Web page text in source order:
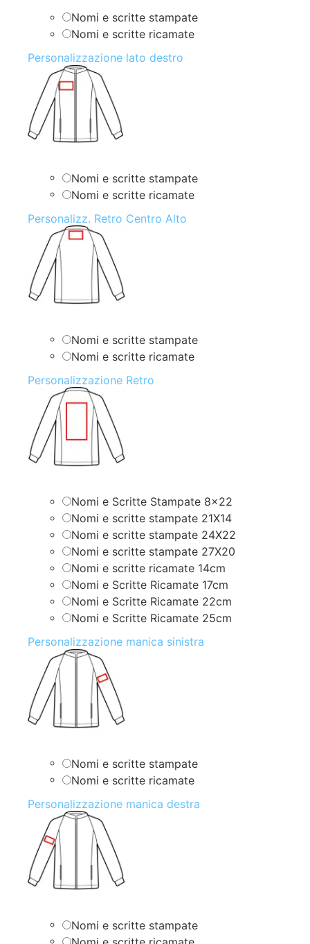
Nomi e scritte stampate
Nomi e scritte ricamate
Personalizzazione lato destro
Nomi e scritte stampate
Nomi e scritte ricamate
Personalizz. Retro Centro Alto
Nomi e scritte stampate
Nomi e scritte ricamate
Personalizzazione Retro
Nomi e Scritte Stampate 8×22
Nomi e scritte stampate 21X14
Nomi e scritte stampate 24X22
Nomi e scritte stampate 27X20
Nomi e scritte ricamate 14cm
Nomi e Scritte Ricamate 17cm
Nomi e Scritte Ricamate 22cm
Nomi e Scritte Ricamate 25cm
Personalizzazione manica sinistra
Nomi e scritte stampate
Nomi e scritte ricamate
Personalizzazione manica destra
Nomi e scritte stampate